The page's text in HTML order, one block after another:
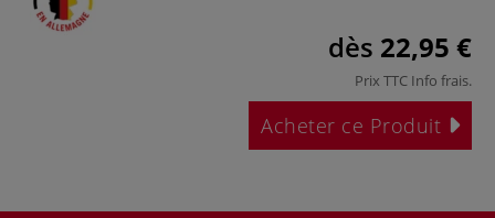
dès 22,95 €
Prix TTC Info frais.
Acheter ce Produit